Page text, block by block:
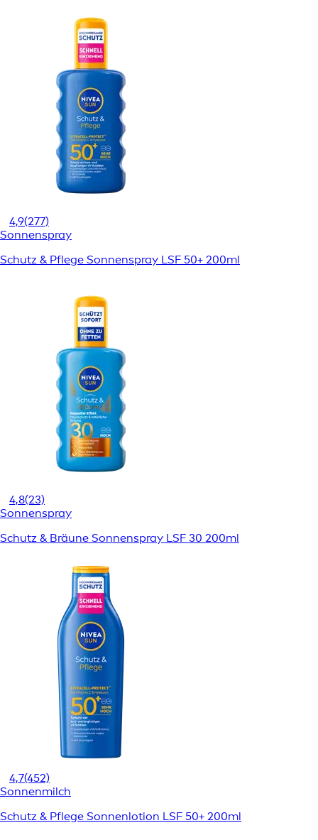
4,9(277)
Sonnenspray
Schutz & Pflege Sonnenspray LSF 50+ 200ml
4,8(23)
Sonnenspray
Schutz & Bräune Sonnenspray LSF 30 200ml
4,7(452)
Sonnenmilch
Schutz & Pflege Sonnenlotion LSF 50+ 200ml